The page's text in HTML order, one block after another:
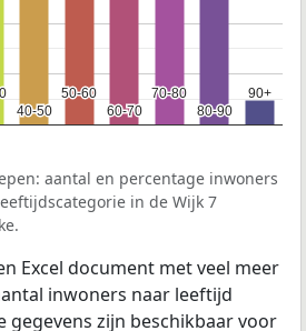
40-50
40-50
50-60
50-60
60-70
60-70
70-80
70-80
80-90
80-90
90+
90+
aantal en percentage inwoners
in de Wijk 7
Excel document met veel meer
inwoners naar leeftijd
gegevens zijn beschikbaar voor